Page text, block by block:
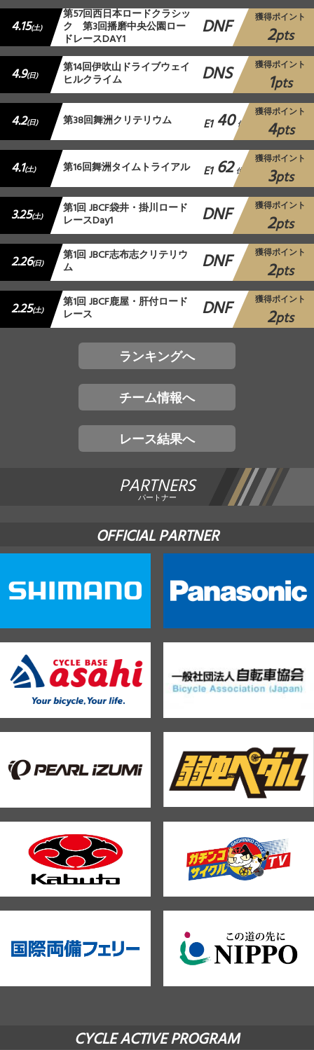
4.15(土)
第57回西日本ロードクラシッ
ク 第3回播磨中央公園ロー
ドレースDAY1 DNF 獲得ポイント
2pts
4.9(日) 第14回伊吹山ドライブウェイ
ヒルクライム DNS 獲得ポイント
1pts
4.2(日) 第38回舞洲クリテリウム E1 40 位
獲得ポイント
4pts
4.1(土) 第16回舞洲タイムトライアル E1 62 位
獲得ポイント
3pts
3.25(土) 第1回 JBCF袋井・掛川ロード
レースDay1 DNF 獲得ポイント
2pts
2.26(日) 第1回 JBCF志布志クリテリウ
ム DNF 獲得ポイント
2pts
2.25(土) 第1回 JBCF鹿屋・肝付ロード
レース DNF 獲得ポイント
2pts
ランキングへ
チーム情報へ
レース結果へ
PARTNERS
パートナー
OFFICIAL PARTNER
CYCLE ACTIVE PROGRAM